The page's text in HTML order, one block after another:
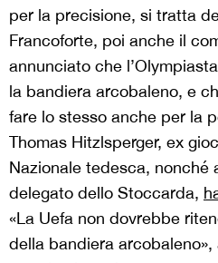
per la precisione, si tratta
Francoforte, poi anche il
annunciato che
la bandiera arcobaleno, e
fare lo stesso anche per la
Thomas Hitzlsperger, ex
Nazionale tedesca, nonché
delegato dello Stoccarda,
«La Uefa non dovrebbe
della bandiera